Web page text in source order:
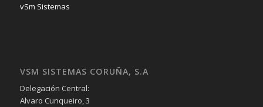
vSm Sistemas
VSM SISTEMAS CORUÑA, S.A
Delegación Central:
Alvaro Cunqueiro, 3